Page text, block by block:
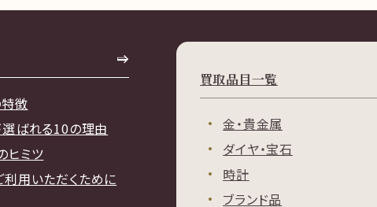
徴
選ばれる10の理由
ヒミツ
利用いただくために
買取品目一覧
金・貴金属
ダイヤ・宝石
時計
ブランド品